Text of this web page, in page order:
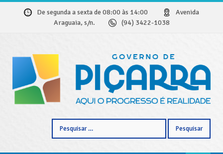
De segunda a sexta de 08:00 às 14:00
Avenida
Araguaia, s/n.
(94) 3422-1038